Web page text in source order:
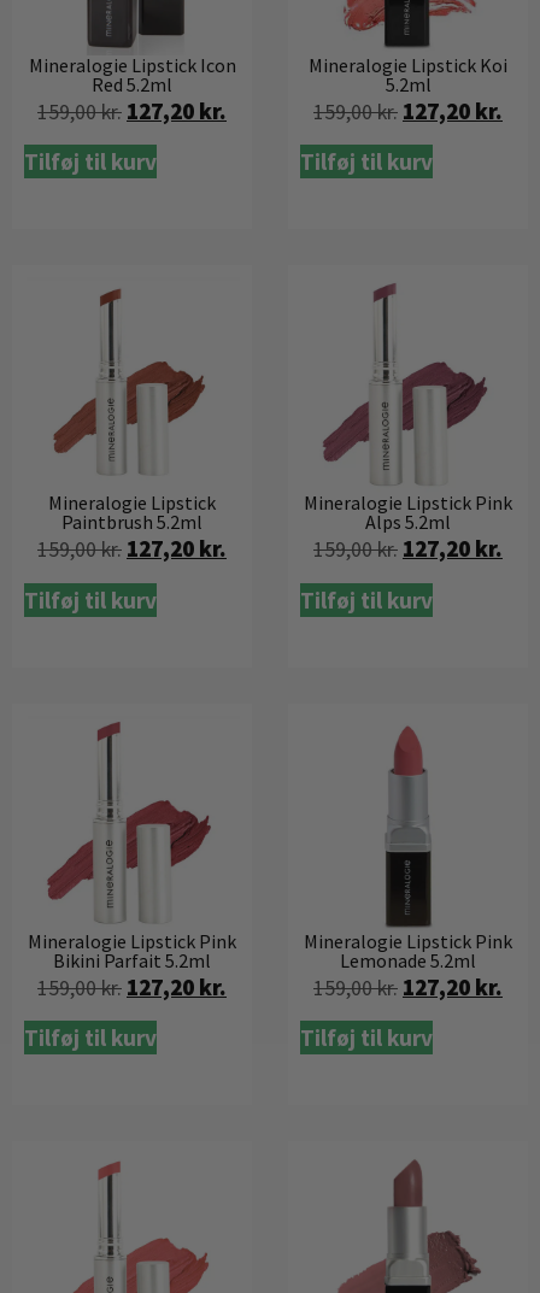
Mineralogie Lipstick Icon
Red 5.2ml
159,00kr. 127,20 kr.
Tilføj til kurv
Mineralogie Lipstick Koi
5.2ml
159,00kr. 127,20 kr.
Tilføj til kurv
Mineralogie Lipstick
Paintbrush 5.2ml
159,00kr. 127,20 kr.
Tilføj til kurv
Mineralogie Lipstick Pink
Alps 5.2ml
159,00kr. 127,20 kr.
Tilføj til kurv
Mineralogie Lipstick Pink
Bikini Parfait 5.2ml
159,00kr. 127,20 kr.
Tilføj til kurv
Mineralogie Lipstick Pink
Lemonade 5.2ml
159,00kr. 127,20 kr.
Tilføj til kurv